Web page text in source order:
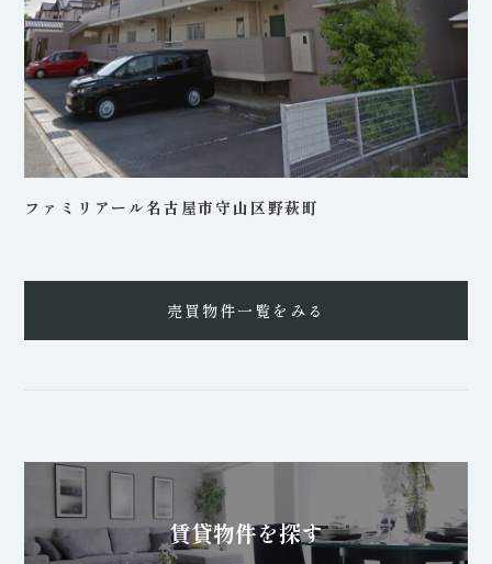
ファミリアール名古屋市守山区野萩町
売買物件一覧をみる
賃貸物件を探す